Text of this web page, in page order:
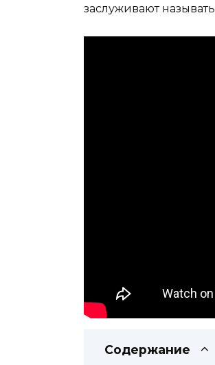
заслуживают
Содержание